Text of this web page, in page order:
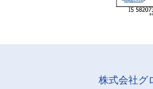
株式会社グ